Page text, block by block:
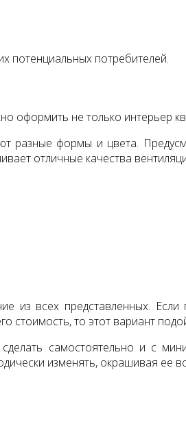
потенциальных потребителей.
оформить не только интерьер
разные формы и цвета.
отличные качества
из всех представленных. Если
стоимость, то этот вариант
самостоятельно и с
изменять, окрашивая ее